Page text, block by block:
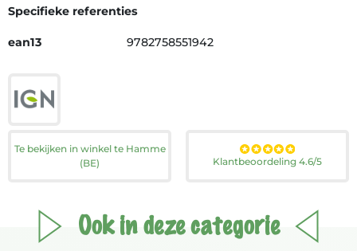
Specifieke referenties
ean13 9782758551942
Te bekijken in winkel te Hamme
(BE)
Klantbeoordeling 4.6/5
Ook in deze categorie